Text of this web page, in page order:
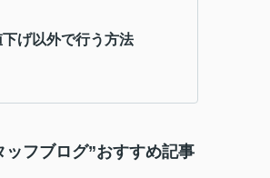
げ以外で行う方法
ッフブログ”おすすめ記事